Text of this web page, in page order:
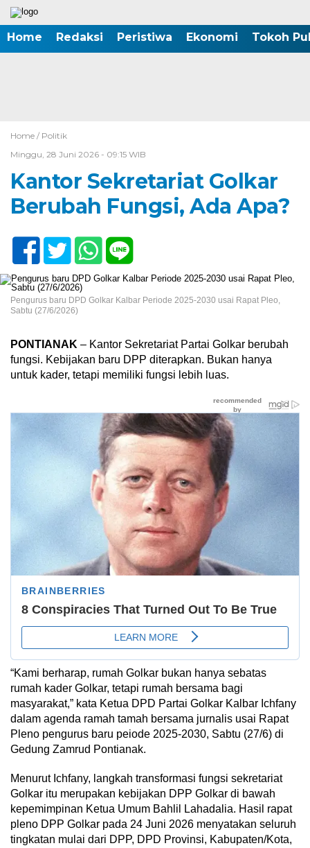
Home Redaksi Peristiwa Ekonomi Tokoh
Home / Politik
Minggu, 28 Juni 2026 - 09:15 WIB
Kantor Sekretariat Golkar
Berubah Fungsi, Ada Apa?
Pengurus baru DPD Golkar Kalbar Periode 2025-2030 usai Rapat Pleo,
Sabtu (27/6/2026)
PONTIANAK – Kantor Sekretariat Partai Golkar berubah
fungsi. Kebijakan baru DPP diterapkan. Bukan hanya
untuk kader, tetapi memiliki fungsi lebih luas.
“Kami berharap, rumah Golkar bukan hanya sebatas
rumah kader Golkar, tetapi rumah bersama bagi
masyarakat,” kata Ketua DPD Partai Golkar Kalbar Ichfany
dalam agenda ramah tamah bersama jurnalis usai Rapat
Pleno pengurus baru peiode 2025-2030, Sabtu (27/6) di
Gedung Zamrud Pontianak.
Menurut Ichfany, langkah transformasi fungsi sekretariat
Golkar itu merupakan kebijakan DPP Golkar di bawah
kepemimpinan Ketua Umum Bahlil Lahadalia. Hasil rapat
pleno DPP Golkar pada 24 Juni 2026 menyatakan seluruh
tingkatan mulai dari DPP, DPD Provinsi, Kabupaten/Kota,